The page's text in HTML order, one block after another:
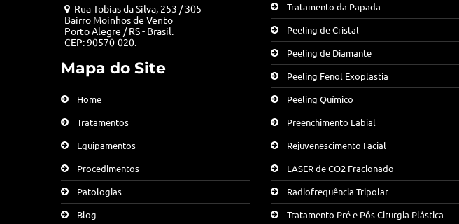
Rua Tobias da Silva, 253 / 305
Bairro Moinhos de Vento
Porto Alegre / RS - Brasil.
CEP: 90570-020.
Mapa do Site
Home
Tratamentos
Equipamentos
Procedimentos
Patologias
Blog
Tratamento da Papada
Peeling de Cristal
Peeling de Diamante
Peeling Fenol Exoplastia
Peeling Químico
Preenchimento Labial
Rejuvenescimento Facial
LASER de CO2 Fracionado
Radiofrequência Tripolar
Tratamento Pré e Pós Cirurgia Plástica